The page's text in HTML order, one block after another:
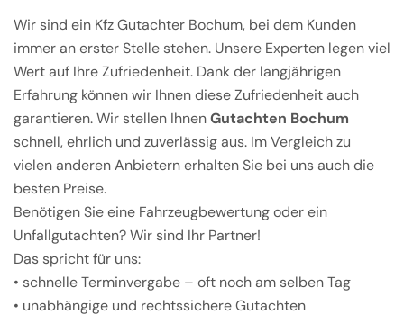
Wir sind ein Kfz Gutachter Bochum, bei dem Kunden
immer an erster Stelle stehen. Unsere Experten legen viel
Wert auf Ihre Zufriedenheit. Dank der langjährigen
Erfahrung können wir Ihnen diese Zufriedenheit auch
garantieren. Wir stellen IhnenGutachten Bochum
schnell, ehrlich und zuverlässig aus. Im Vergleich zu
vielen anderen Anbietern erhalten Sie bei uns auch die
besten Preise.
Benötigen Sie eine Fahrzeugbewertung oder ein
Unfallgutachten? Wir sind Ihr Partner!
Das spricht für uns:
• schnelle Terminvergabe – oft noch am selben Tag
• unabhängige und rechtssichere Gutachten